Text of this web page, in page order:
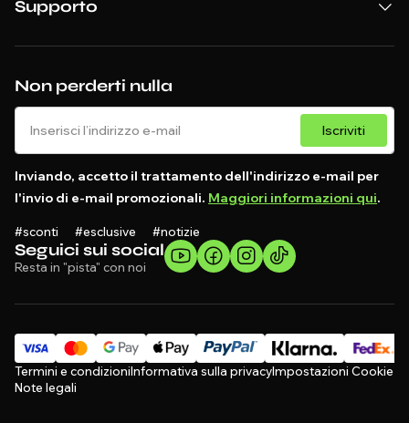
Seguici sui social
Resta in "pista" con noi
Non perderti nulla
Iscriviti
Inviando, accetto il trattamento dell'indirizzo e-mail per
l'invio di e-mail promozionali. Maggiori informazioni qui.
#sconti #esclusive #notizie
Supporto
Termini e condizioniInformativa sulla privacyImpostazioni Cookie
Note legali